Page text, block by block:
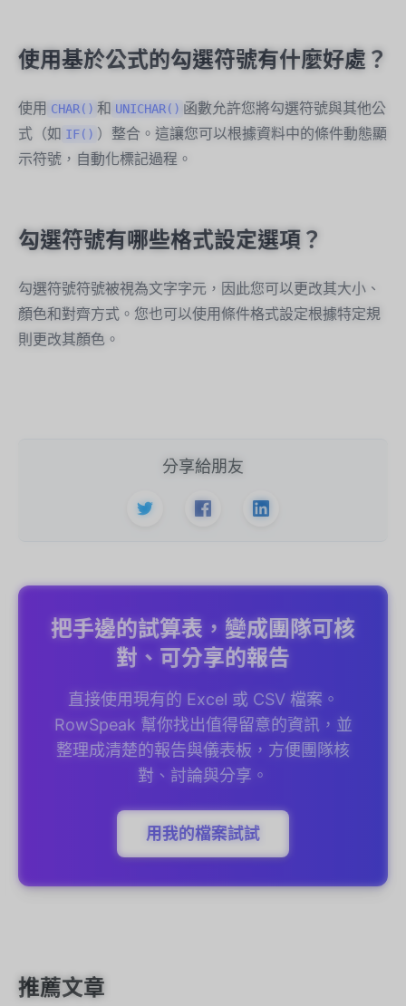
使用基於公式的勾選符號有什麼好處？
使用 CHAR() 和 UNICHAR() 函數允許您將勾選符號與其他公
式（如 IF() ）整合。這讓您可以根據資料中的條件動態顯
示符號，自動化標記過程。
勾選符號有哪些格式設定選項？
勾選符號符號被視為文字字元，因此您可以更改其大小、
顏色和對齊方式。您也可以使用條件格式設定根據特定規
則更改其顏色。
分享給朋友
把手邊的試算表，變成團隊可核
對、可分享的報告
直接使用現有的 Excel 或 CSV 檔案。
RowSpeak 幫你找出值得留意的資訊，並
整理成清楚的報告與儀表板，方便團隊核
對、討論與分享。
用我的檔案試試
推薦文章